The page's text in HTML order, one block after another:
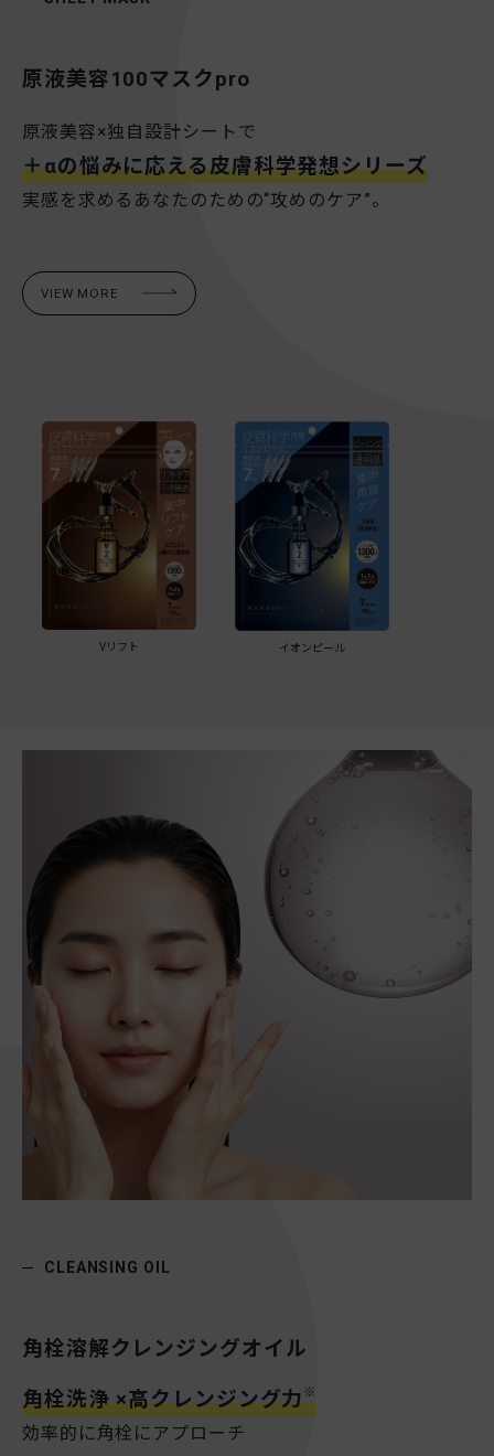
原液美容100マスクpro
原液美容×独自設計シートで
＋αの悩みに応える皮膚科学発想シリーズ
実感を求めるあなたのための“攻めのケア”。
VIEW MORE
Vリフト イオンピール
CLEANSING OIL
角栓溶解クレンジングオイル
角栓洗浄 ×高クレンジング力※
効率的に角栓にアプローチ